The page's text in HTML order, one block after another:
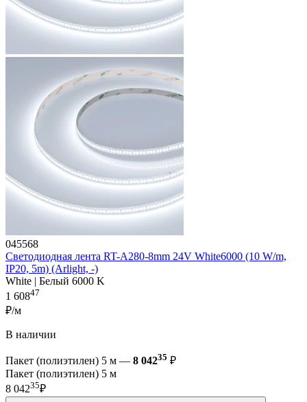
045568
Светодиодная лента RT-A280-8mm 24V White6000 (10 W/m,
IP20, 5m) (Arlight, -)
White | Белый 6000 K
1 60847
₽/м
В наличии
Пакет (полиэтилен) 5 м — 8 04235 ₽
Пакет (полиэтилен) 5 м
8 04235₽